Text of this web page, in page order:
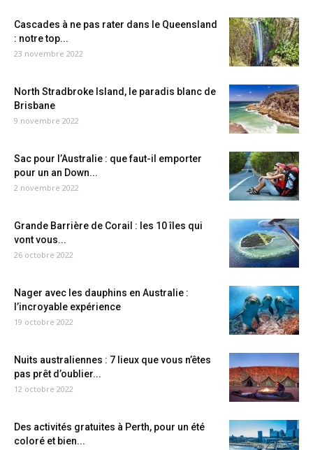
Cascades à ne pas rater dans le Queensland
: notre top...
23 novembre 2022
North Stradbroke Island, le paradis blanc de
Brisbane
9 novembre 2022
Sac pour l’Australie : que faut-il emporter
pour un an Down...
2 novembre 2022
Grande Barrière de Corail : les 10 îles qui
vont vous...
26 octobre 2022
Nager avec les dauphins en Australie :
l’incroyable expérience
19 octobre 2022
Nuits australiennes : 7 lieux que vous n’êtes
pas prêt d’oublier...
12 octobre 2022
Des activités gratuites à Perth, pour un été
coloré et bien...